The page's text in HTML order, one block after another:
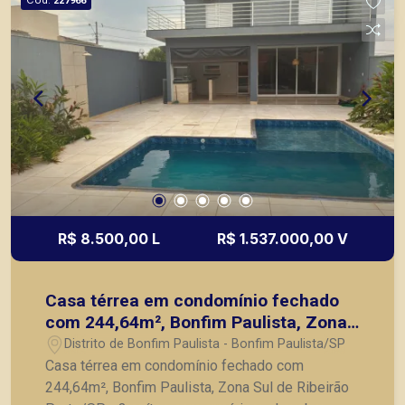
R$ 8.500,00 L R$ 1.537.000,00 V
Casa térrea em condomínio fechado
com 244,64m², Bonfim Paulista, Zona
Sul de Ribeirão Preto/SP.
Distrito de Bonfim Paulista - Bonfim Paulista/SP
Casa térrea em condomínio fechado com
244,64m², Bonfim Paulista, Zona Sul de Ribeirão